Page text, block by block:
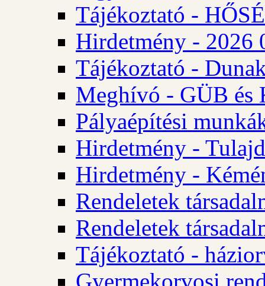
Tájékoztató -
Hirdetmény - 2026
Tájékoztató -
Meghívó - GÜB és
Pályaépítési
Hirdetmény -
Hirdetmény -
Rendeletek
Rendeletek
Tájékoztató -